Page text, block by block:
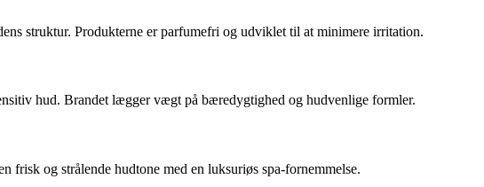
struktur. Produkterne er parfumefri og udviklet til at minimere irritation.
hud. Brandet lægger vægt på bæredygtighed og hudvenlige formler.
og strålende hudtone med en luksuriøs spa-fornemmelse.